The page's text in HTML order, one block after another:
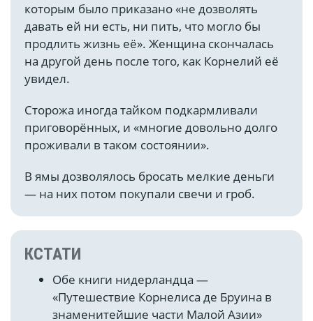
которым было приказано «не дозволять
давать ей ни есть, ни пить, что могло бы
продлить жизнь её». Женщина скончалась
на другой день после того, как Корнелий её
увидел.
Сторожа иногда тайком подкармливали
приговорённых, и «многие довольно долго
проживали в таком состоянии».
В ямы дозволялось бросать мелкие деньги
— на них потом покупали свечи и гроб.
КСТАТИ
Обе книги нидерландца —
«Путешествие Корнелиса де Бруина в
знаменитейшие части Малой Азии»